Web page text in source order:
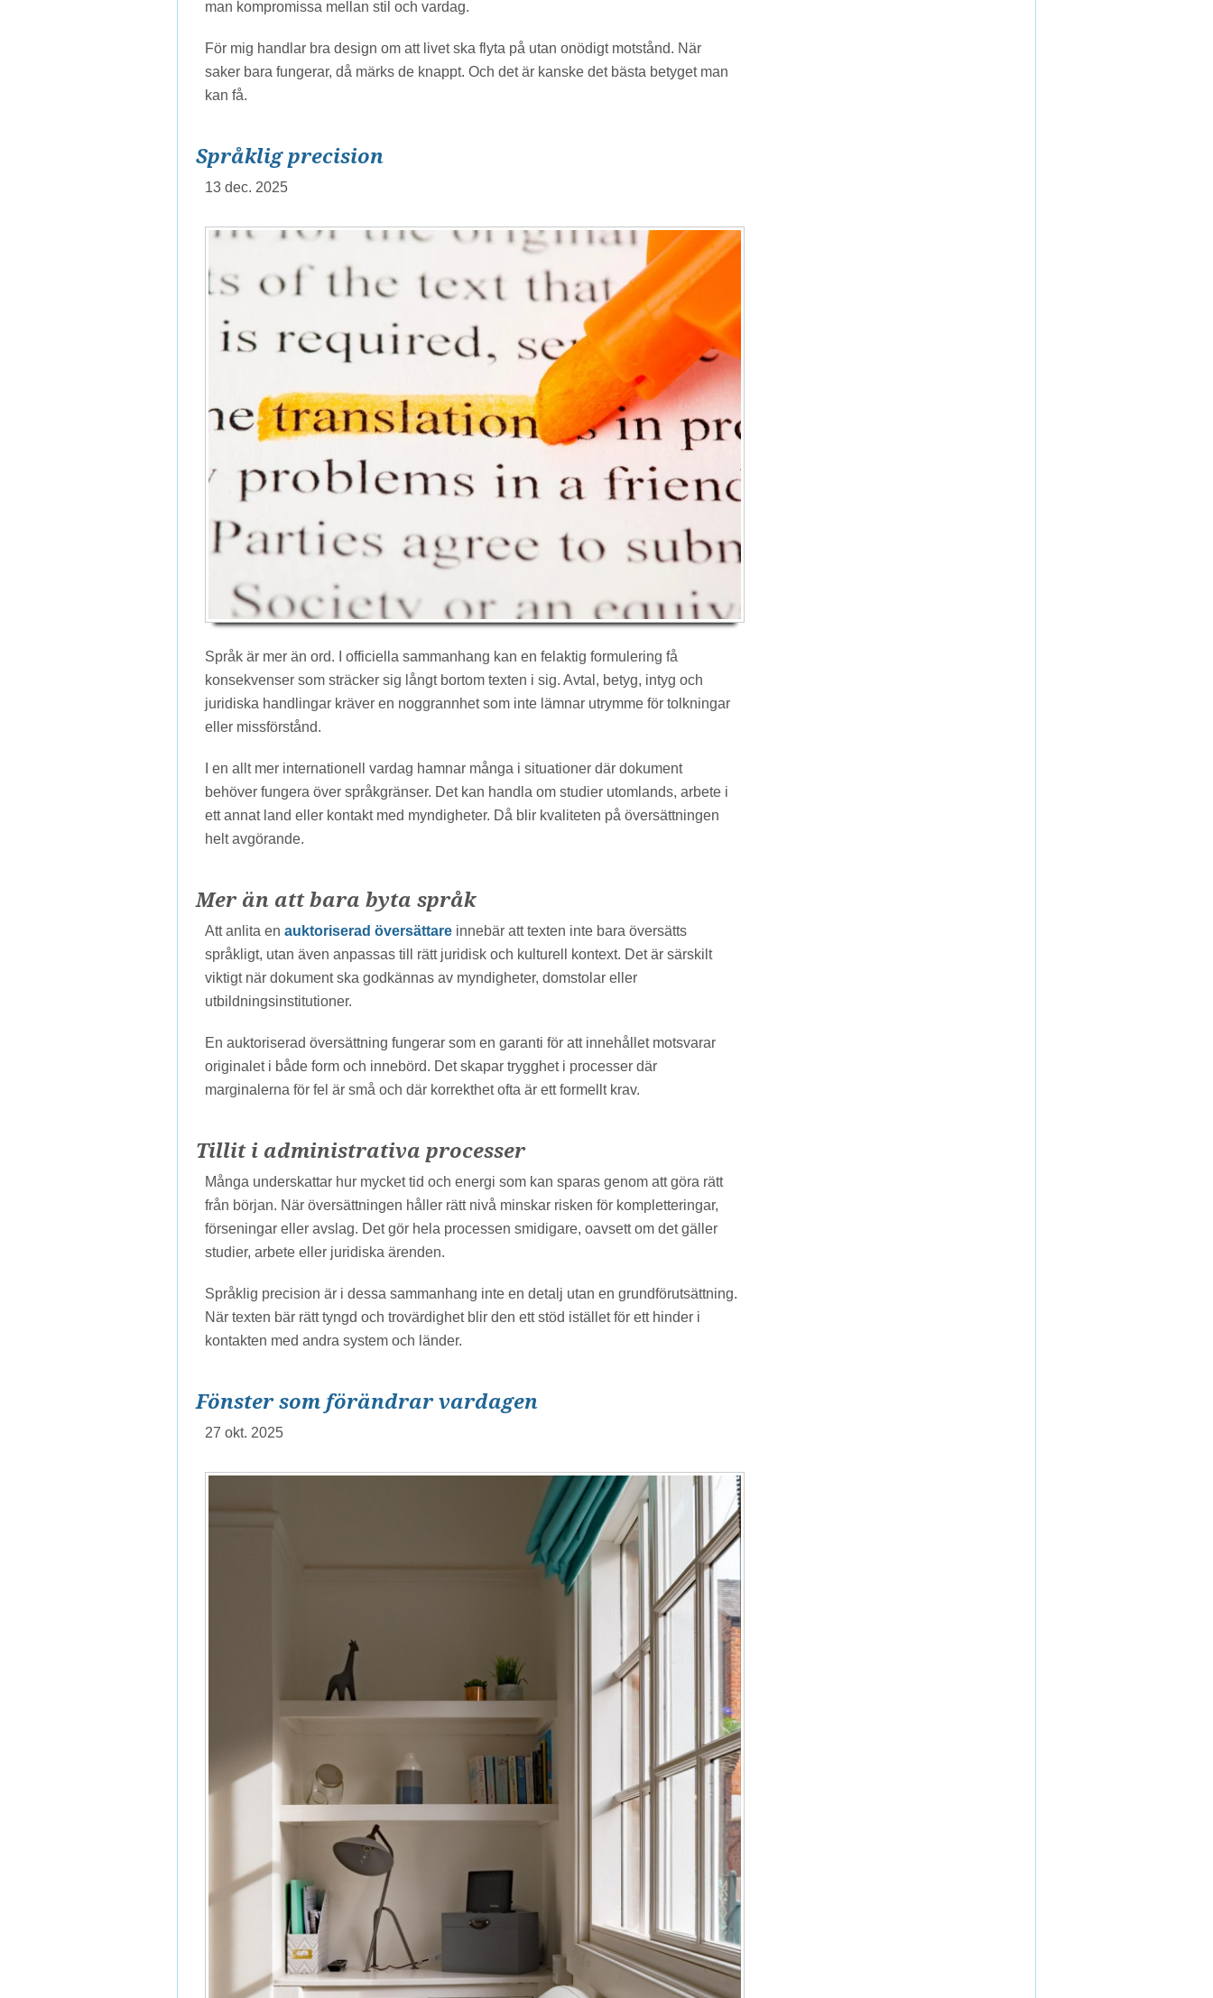
man kompromissa mellan stil och vardag.
För mig handlar bra design om att livet ska flyta på utan onödigt motstånd. När
saker bara fungerar, då märks de knappt. Och det är kanske det bästa betyget man
kan få.
Språklig precision
13 dec. 2025
Språk är mer än ord. I officiella sammanhang kan en felaktig formulering få
konsekvenser som sträcker sig långt bortom texten i sig. Avtal, betyg, intyg och
juridiska handlingar kräver en noggrannhet som inte lämnar utrymme för tolkningar
eller missförstånd.
I en allt mer internationell vardag hamnar många i situationer där dokument
behöver fungera över språkgränser. Det kan handla om studier utomlands, arbete i
ett annat land eller kontakt med myndigheter. Då blir kvaliteten på översättningen
helt avgörande.
Mer än att bara byta språk
Att anlita en auktoriserad översättare innebär att texten inte bara översätts
språkligt, utan även anpassas till rätt juridisk och kulturell kontext. Det är särskilt
viktigt när dokument ska godkännas av myndigheter, domstolar eller
utbildningsinstitutioner.
En auktoriserad översättning fungerar som en garanti för att innehållet motsvarar
originalet i både form och innebörd. Det skapar trygghet i processer där
marginalerna för fel är små och där korrekthet ofta är ett formellt krav.
Tillit i administrativa processer
Många underskattar hur mycket tid och energi som kan sparas genom att göra rätt
från början. När översättningen håller rätt nivå minskar risken för kompletteringar,
förseningar eller avslag. Det gör hela processen smidigare, oavsett om det gäller
studier, arbete eller juridiska ärenden.
Språklig precision är i dessa sammanhang inte en detalj utan en grundförutsättning.
När texten bär rätt tyngd och trovärdighet blir den ett stöd istället för ett hinder i
kontakten med andra system och länder.
Fönster som förändrar vardagen
27 okt. 2025